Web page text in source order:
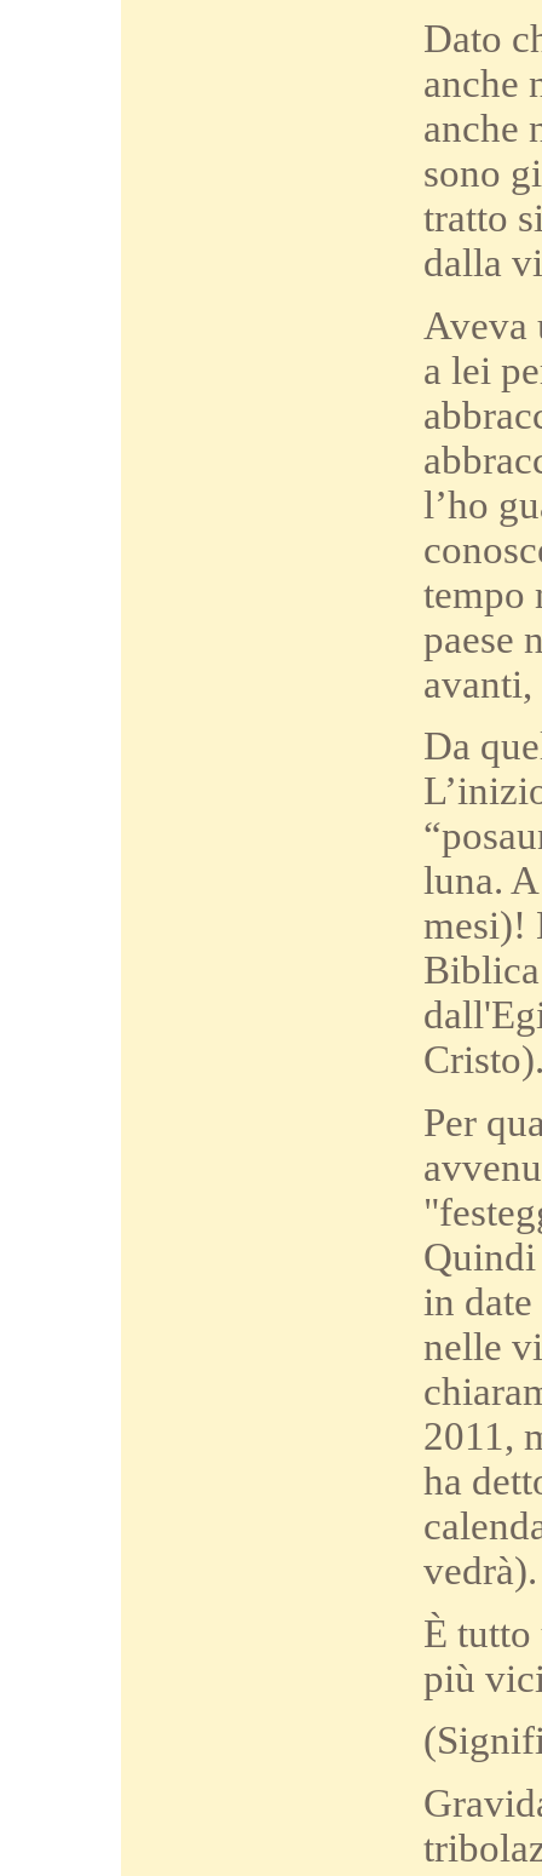
Dato
anche
anche
sono
tratto
dalla
Aveva
a lei
l’ho
tempo
paese
Da
luna.
mesi)!
Biblica
Per
Quindi
in
nelle
2011,
ha
vedrà).
È tutto
più